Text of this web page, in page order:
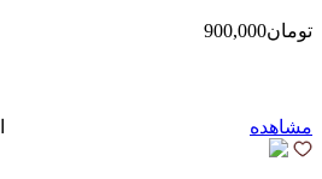
تومان900,000
مشاهده